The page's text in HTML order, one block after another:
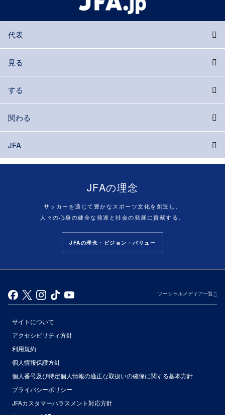
代表
見る
する
関わる
JFA
JFAの理念
サッカーを通じて豊かなスポーツ文化を創造し、
人々の心身の健全な発達と社会の発展に貢献する。
JFAの理念・ビジョン・バリュー
ソーシャルメディア一覧
サイトについて
アクセシビリティ方針
利用規約
個人情報保護方針
個人番号及び特定個人情報の適正な取扱いの確保に関する基本方針
プライバシーポリシー
JFAカスタマーハラスメント対応方針